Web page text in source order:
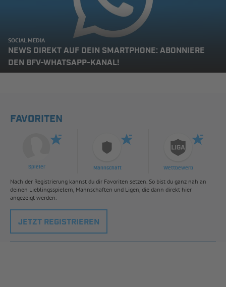
SOCIAL MEDIA
NEWS DIREKT AUF DEIN SMARTPHONE: ABONNIERE
DEN BFV-WHATSAPP-KANAL!
FAVORITEN
Spieler Mannschaft Wettbewerb
Nach der Registrierung kannst du dir Favoriten setzen. So bist du ganz nah an
deinen Lieblingsspielern, Mannschaften und Ligen, die dann direkt hier
angezeigt werden.
JETZT REGISTRIEREN